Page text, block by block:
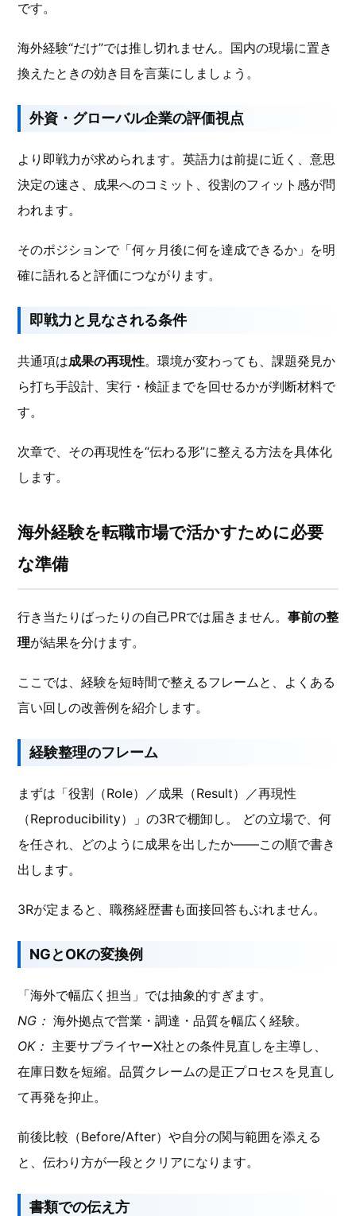
です。
海外経験“だけ”では推し切れません。国内の現場に置き
換えたときの効き目を言葉にしましょう。
外資・グローバル企業の評価視点
より即戦力が求められます。英語力は前提に近く、意思
決定の速さ、成果へのコミット、役割のフィット感が問
われます。
そのポジションで「何ヶ月後に何を達成できるか」を明
確に語れると評価につながります。
即戦力と見なされる条件
共通項は成果の再現性。環境が変わっても、課題発見か
ら打ち手設計、実行・検証までを回せるかが判断材料で
す。
次章で、その再現性を“伝わる形”に整える方法を具体化
します。
海外経験を転職市場で活かすために必要
な準備
行き当たりばったりの自己PRでは届きません。 事前の整
理が結果を分けます。
ここでは、経験を短時間で整えるフレームと、よくある
言い回しの改善例を紹介します。
経験整理のフレーム
まずは「役割（Role）／成果（Result）／再現性
（Reproducibility）」の3Rで棚卸し。 どの立場で、何
を任され、どのように成果を出したか――この順で書き
出します。
3Rが定まると、職務経歴書も面接回答もぶれません。
NGとOKの変換例
「海外で幅広く担当」では抽象的すぎます。
NG： 海外拠点で営業・調達・品質を幅広く経験。
OK： 主要サプライヤーX社との条件見直しを主導し、
在庫日数を短縮。品質クレームの是正プロセスを見直し
て再発を抑止。
前後比較（Before/After）や自分の関与範囲を添える
と、伝わり方が一段とクリアになります。
書類での伝え方